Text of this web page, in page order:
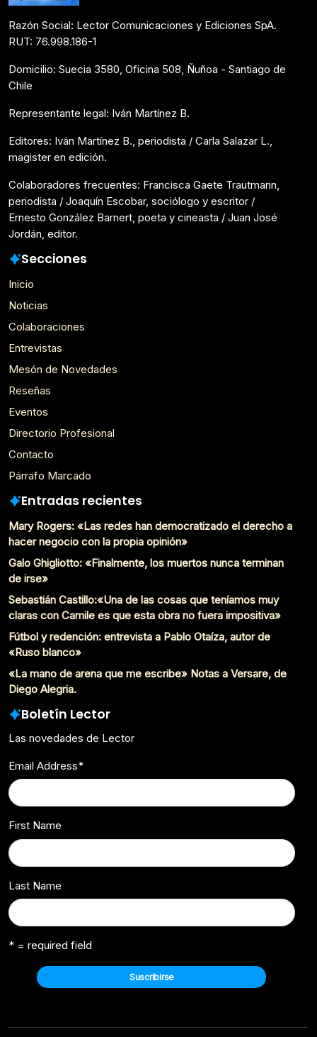
Razón Social: Lector Comunicaciones y Ediciones SpA.
RUT: 76.998.186-1
Domicilio: Suecia 3580, Oficina 508, Ñuñoa - Santiago de
Chile
Representante legal: Iván Martínez B.
Editores: Iván Martínez B., periodista / Carla Salazar L.,
magister en edición.
Colaboradores frecuentes: Francisca Gaete Trautmann,
periodista / Joaquín Escobar, sociólogo y escritor /
Ernesto González Barnert, poeta y cineasta / Juan José
Jordán, editor.
Secciones
Inicio
Noticias
Colaboraciones
Entrevistas
Mesón de Novedades
Reseñas
Eventos
Directorio Profesional
Contacto
Párrafo Marcado
Entradas recientes
Mary Rogers: «Las redes han democratizado el derecho a
hacer negocio con la propia opinión»
Galo Ghigliotto: «Finalmente, los muertos nunca terminan
de irse»
Sebastián Castillo:«Una de las cosas que teníamos muy
claras con Camile es que esta obra no fuera impositiva»
Fútbol y redención: entrevista a Pablo Otaíza, autor de
«Ruso blanco»
«La mano de arena que me escribe» Notas a Versare, de
Diego Alegria.
Boletín Lector
Las novedades de Lector
Email Address*
First Name
Last Name
* = required field